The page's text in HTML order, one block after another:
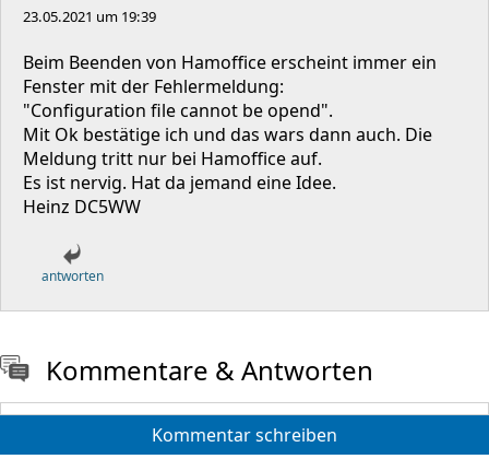
23.05.2021 um 19:39
Beim Beenden von Hamoffice erscheint immer ein
Fenster mit der Fehlermeldung:
"Configuration file cannot be opend".
Mit Ok bestätige ich und das wars dann auch. Die
Meldung tritt nur bei Hamoffice auf.
Es ist nervig. Hat da jemand eine Idee.
Heinz DC5WW
antworten
Kommentare & Antworten
Kommentar schreiben